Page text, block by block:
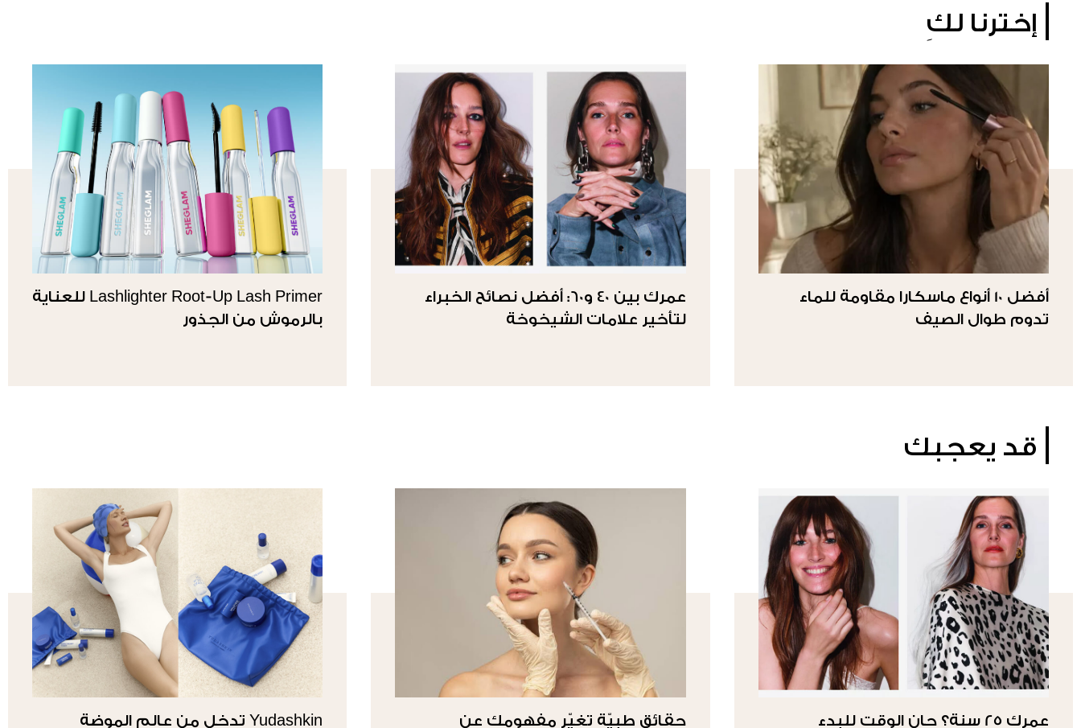
إخترنا لكِ
أفضل 10 أنواع ماسكارا مقاومة للماء
تدوم طوال الصيف
عمرك بين 40 و60: أفضل نصائح الخبراء
لتأخير علامات الشيخوخة
Lashlighter Root-Up Lash Primer للعناية
بالرموش من الجذور
قد يعجبك
عمرك 25 سنة؟ حان الوقت للبدء حقائق طبيّة تغيّر مفهومكِ عن Yudashkin تدخل من عالم الموضة